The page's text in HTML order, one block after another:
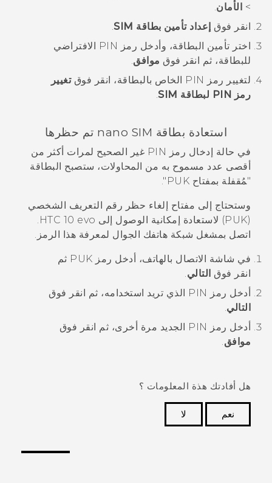
> الأمان
انقر فوق إعداد تأمين بطاقة SIM
اختر تأمين البطاقة، وأدخل رمز PIN الافتراضي
للبطاقة، ثم انقر فوق موافق
لتغيير رمز PIN الخاص بالبطاقة، انقر فوق
تغيير
رمز PIN لبطاقة SIM
استعادة بطاقة nano SIM تم حظرها
في حالة إدخال رمز PIN غير الصحيح لمرات أكثر من
أقصى عدد مسموح به من المحاولات، ستصبح البطاقة
"‍مُقفلة بمفتاح PUK"‍.
وستحتاج إلى مفتاح إلغاء حظر رقم التعريف الشخصي
(PUK) لاستعادة إمكانية الوصول إلى
HTC 10 evo
.
اتصل بمشغل شبكة هاتفك الجوال لمعرفة هذا الرمز.
في شاشة الاتصال بالهاتف، أدخل رمز PUK ثم
انقر فوق التالي.
أدخل رمز PIN الذي تريد استخدامه، ثم انقر فوق
التالي.
أدخل رمز PIN الجديد مرة أخرى، ثم انقر فوق
موافق.
هل أفادتك هذة المعلومات ؟
نعم
لا